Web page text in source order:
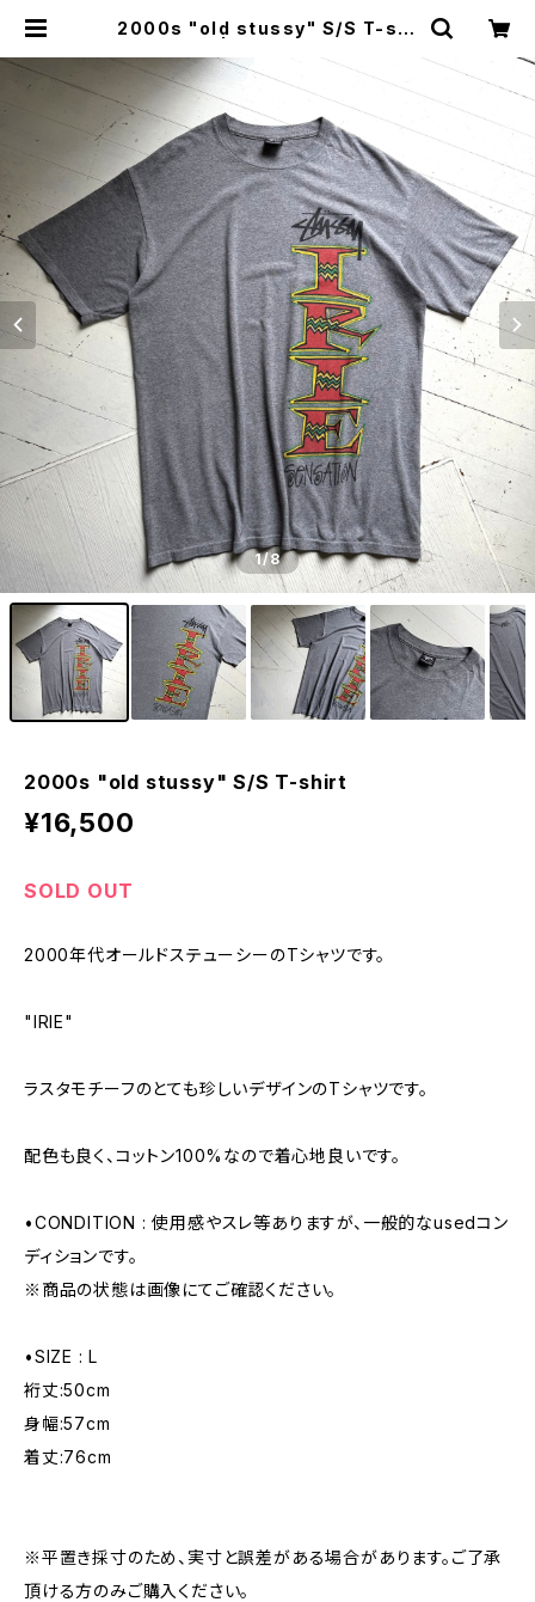
2000s "old stussy" S/S T-shi
1/8
2000s "old stussy" S/S T-shirt
¥16,500
SOLD OUT
2000年代オールドステューシーのTシャツです。
"IRIE"
ラスタモチーフのとても珍しいデザインのTシャツです。
配色も良く、コットン100%なので着心地良いです。
•CONDITION : 使用感やスレ等ありますが、一般的なusedコン
ディションです。
※商品の状態は画像にてご確認ください。
•SIZE : L
裄丈:50cm
身幅:57cm
着丈:76cm
※平置き採寸のため、実寸と誤差がある場合があります。ご了承
頂ける方のみご購入ください。